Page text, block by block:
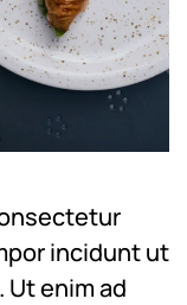
incidunt ut
Ut enim ad